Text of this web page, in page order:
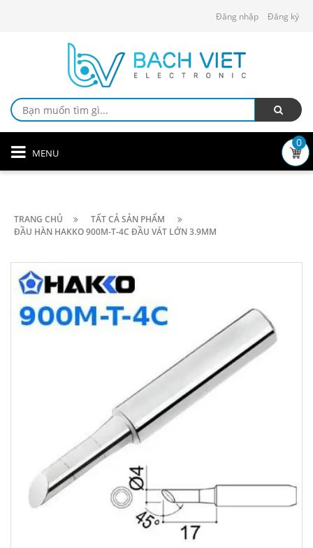
Đăng nhập Đăng ký
MENU
0
TRANG CHỦ
TẤT CẢ SẢN PHẨM
ĐẦU HÀN HAKKO 900M-T-4C ĐẦU VÁT LỚN 3.9MM